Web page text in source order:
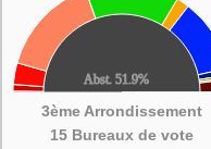
3ème Arrondissement
15 Bureaux de vote